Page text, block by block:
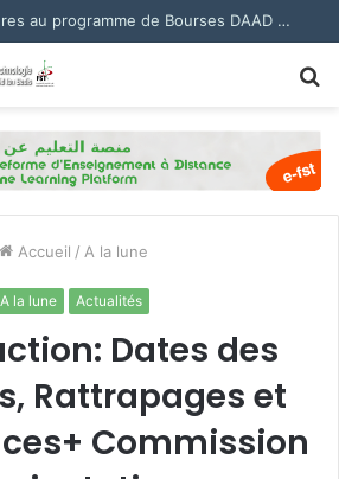
Appel à candidatures au programme de Bourses DAAD 2027.
Accueil / A la lune
A la lune Actualités
Dates des
Rattrapages et
Commission